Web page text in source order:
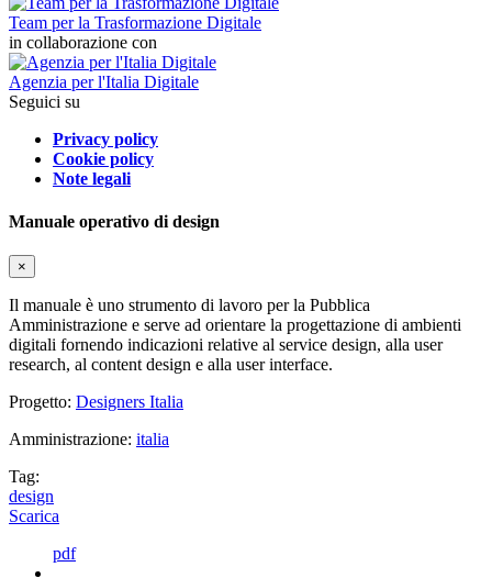
Team per la Trasformazione Digitale
in collaborazione con
Agenzia per l'Italia Digitale
Seguici su
Privacy policy
Cookie policy
Note legali
Manuale operativo di design
×
Il manuale è uno strumento di lavoro per la Pubblica
Amministrazione e serve ad orientare la progettazione di ambienti
digitali fornendo indicazioni relative al service design, alla user
research, al content design e alla user interface.
Progetto: Designers Italia
Amministrazione: italia
Tag:
design
Scarica
pdf